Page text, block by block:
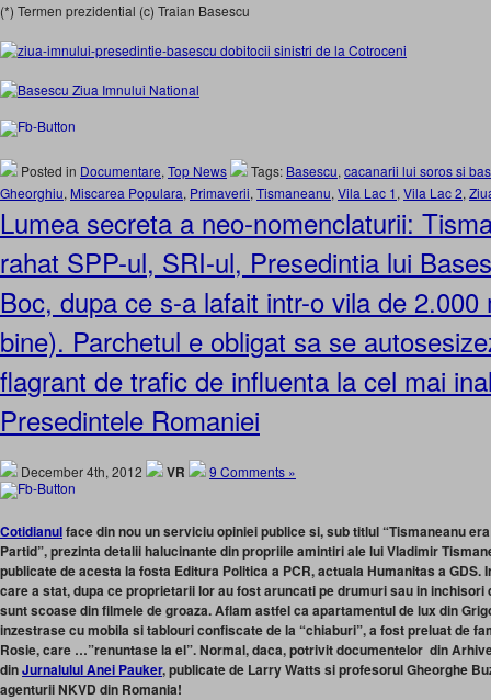
(*) Termen prezidential (c) Traian Basescu
Posted in Documentare, Top News Tags: Basescu, cacanarii lui soros si
Gheorghiu, Miscarea Populara, Primaverii, Tismaneanu, Vila Lac 1, Vila Lac 2,
Lumea secreta a neo-nomenclaturii:
rahat SPP-ul, SRI-ul, Presedintia lui
Boc, dupa ce s-a lafait intr-o vila de
bine). Parchetul e obligat sa se
flagrant de trafic de influenta la cel mai
Presedintele Romaniei
December 4th, 2012 VR 9 Comments »
Cotidianulface din nou un serviciu opiniei publice si, sub titlul “Tismaneanu
Partid”, prezinta detalii halucinante din propriile amintiri ale lui Vladimir
publicate de acesta la fosta Editura Politica a PCR, actuala Humanitas a GDS.
care a stat, dupa ce proprietarii lor au fost aruncati pe drumuri sau in
sunt scoase din filmele de groaza. Aflam astfel ca apartamentul de lux din
inzestrase cu mobila si tablouri confiscate de la “chiaburi”, a fost preluat de
Rosie, care …”renuntase la el”. Normal, daca, potrivit documentelor din
dinJurnalulul Anei Pauker, publicate de Larry Watts si profesorul Gheorghe
agenturii NKVD din Romania!